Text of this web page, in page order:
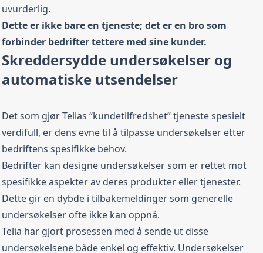
uvurderlig.
Dette er ikke bare en tjeneste; det er en bro som
forbinder bedrifter tettere med sine kunder.
Skreddersydde undersøkelser og
automatiske utsendelser
Det som gjør Telias “kundetilfredshet” tjeneste spesielt
verdifull, er dens evne til å tilpasse undersøkelser etter
bedriftens spesifikke behov.
Bedrifter kan designe undersøkelser som er rettet mot
spesifikke aspekter av deres produkter eller tjenester.
Dette gir en dybde i tilbakemeldinger som generelle
undersøkelser ofte ikke kan oppnå.
Telia har gjort prosessen med å sende ut disse
undersøkelsene både enkel og effektiv. Undersøkelser